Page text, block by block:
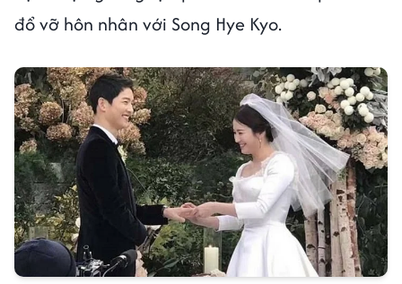
đổ vỡ hôn nhân với Song Hye Kyo.